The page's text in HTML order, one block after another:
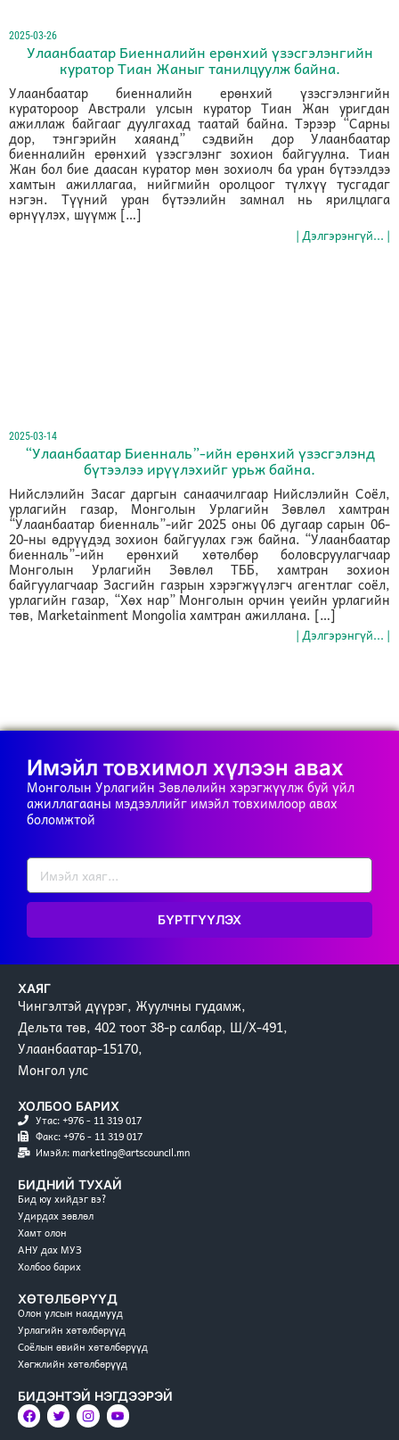
2025-03-26
Улаанбаатар Биенналийн ерөнхий үзэсгэлэнгийн
куратор Тиан Жаныг танилцуулж байна.
Улаанбаатар биенналийн ерөнхий үзэсгэлэнгийн
куратороор Австрали улсын куратор Тиан Жан уригдан
ажиллаж байгааг дуулгахад таатай байна. Тэрээр “Сарны
дор, тэнгэрийн хаяанд” сэдвийн дор Улаанбаатар
биенналийн ерөнхий үзэсгэлэнг зохион байгуулна. Тиан
Жан бол бие даасан куратор мөн зохиолч ба уран бүтээлдээ
хамтын ажиллагаа, нийгмийн оролцоог түлхүү тусгадаг
нэгэн. Түүний уран бүтээлийн замнал нь ярилцлага
өрнүүлэх, шүүмж […]
| Дэлгэрэнгүй... |
2025-03-14
“Улаанбаатар Биенналь”-ийн ерөнхий үзэсгэлэнд
бүтээлээ ирүүлэхийг урьж байна.
Нийслэлийн Засаг даргын санаачилгаар Нийслэлийн Соёл,
урлагийн газар, Монголын Урлагийн Зөвлөл хамтран
“Улаанбаатар биенналь”-ийг 2025 оны 06 дугаар сарын 06-
20-ны өдрүүдэд зохион байгуулах гэж байна. “Улаанбаатар
биенналь”-ийн ерөнхий хөтөлбөр боловсруулагчаар
Монголын Урлагийн Зөвлөл ТББ, хамтран зохион
байгуулагчаар Засгийн газрын хэрэгжүүлэгч агентлаг соёл,
урлагийн газар, “Хөх нар” Монголын орчин үеийн урлагийн
төв, Marketainment Mongolia хамтран ажиллана. […]
| Дэлгэрэнгүй... |
Имэйл товхимол хүлээн авах
Монголын Урлагийн Зөвлөлийн хэрэгжүүлж буй үйл
ажиллагааны мэдээллийг имэйл товхимлоор авах
боломжтой
БҮРТГҮҮЛЭХ
ХАЯГ
Чингэлтэй дүүрэг, Жуулчны гудамж,
Дельта төв, 402 тоот 38-р салбар, Ш/Х-491,
Улаанбаатар-15170,
Монгол улс
ХОЛБОО БАРИХ
Утас: +976 - 11 319 017
Факс: +976 - 11 319 017
Имэйл: marketing@artscouncil.mn
БИДНИЙ ТУХАЙ
Бид юу хийдэг вэ?
Удирдах зөвлөл
Хамт олон
АНУ дах МУЗ
Холбоо барих
ХӨТӨЛБӨРҮҮД
Олон улсын наадмууд
Урлагийн хөтөлбөрүүд
Соёлын өвийн хөтөлбөрүүд
Хөгжлийн хөтөлбөрүүд
БИДЭНТЭЙ НЭГДЭЭРЭЙ